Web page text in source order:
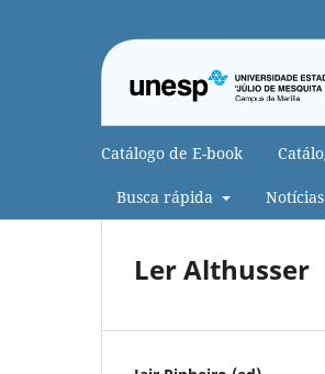
Catálogo de E-book
Busca rápida Notícias
Ler Althusser